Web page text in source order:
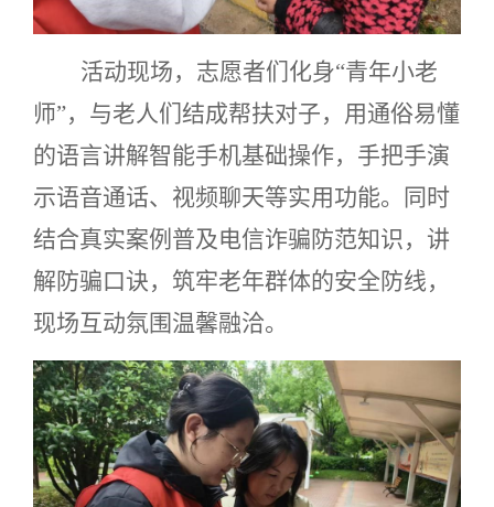
活动现场，志愿者们化身“青年小老
师”，与老人们结成帮扶对子，用通俗易懂
的语言讲解智能手机基础操作，手把手演
示语音通话、视频聊天等实用功能。同时
结合真实案例普及电信诈骗防范知识，讲
解防骗口诀，筑牢老年群体的安全防线，
现场互动氛围温馨融洽。